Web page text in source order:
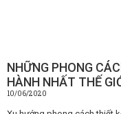
NHỮNG PHONG
HÀNH NHẤT THẾ
10/06/2020